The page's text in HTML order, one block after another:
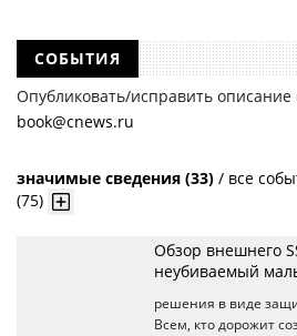
СОБЫТИЯ
Опубликовать/исправить
book@cnews.ru
значимые сведения (33) / все
(75)
Обзор внешнего
неубиваемый
решения в виде
Всем, кто дорожит